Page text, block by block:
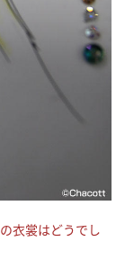
の衣裳はどうでし